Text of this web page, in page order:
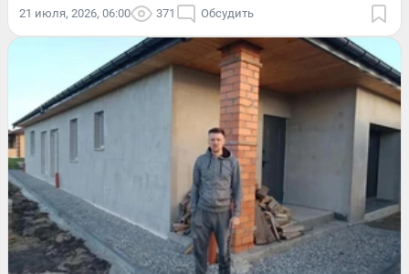
21 июля, 2026, 06:00 371 Обсудить